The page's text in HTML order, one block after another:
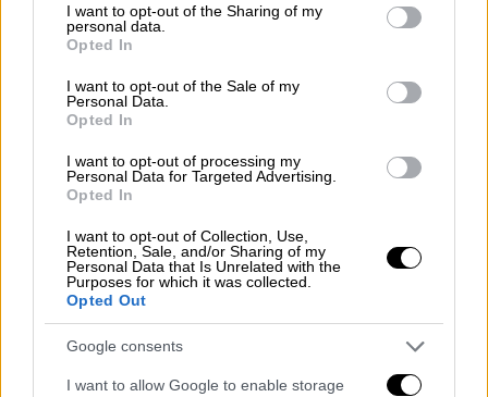
not limited to your visit or usage behaviour. You may click to
grant or deny consent to Google and its third-party tags to
use your data for below specified purposes in below Google
consent section.
I want to opt-out of the Sharing of my
personal data.
Opted In
I want to opt-out of the Sale of my
Personal Data.
Opted In
I want to opt-out of processing my
Personal Data for Targeted Advertising.
Opted In
I want to opt-out of Collection, Use,
Retention, Sale, and/or Sharing of my
Personal Data that Is Unrelated with the
Purposes for which it was collected.
Opted Out
Google consents
I want to allow Google to enable storage
Τηλεόραση|21.05.2022 16:45
Το συναρπαστικό αστυνομικό δράμα «9-
1-1» επέστρεψε με τα νέα επεισόδια του
5ου κύκλου